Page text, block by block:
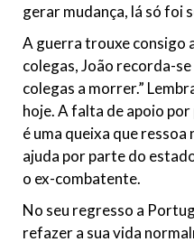
gerar mudança, lá só foi
A guerra trouxe consigo
colegas, João recorda-
colegas a morrer.”
hoje. A falta de apoio
é uma queixa que ressoa
ajuda por parte do
o ex-combatente.
No seu regresso a
refazer a sua vida